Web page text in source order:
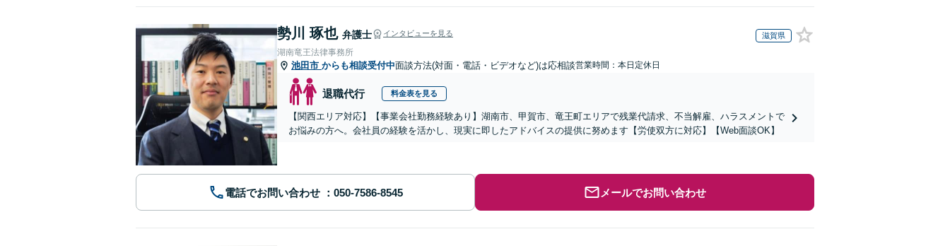
勢川 琢也 弁護士 インタビューを見る 滋賀県
湖南竜王法律事務所
池田市 からも相談受付中面談方法(対面・電話・ビデオなど)は応相談営業時間：本日定休日
退職代行 料金表を見る
【関西エリア対応】【事業会社勤務経験あり】湖南市、甲賀市、竜王町エリアで残業代請求、不当解雇、ハラスメントで
お悩みの方へ。会社員の経験を活かし、現実に即したアドバイスの提供に努めます【労使双方に対応】【Web面談OK】
電話でお問い合わせ メールでお問い合わせ